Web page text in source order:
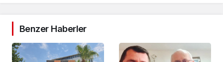
Benzer Haberler